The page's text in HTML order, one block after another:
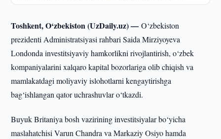
Toshkent, O‘zbekiston (UzDaily.uz) —O‘zbekiston
prezidenti Administratsiyasi rahbari Saida Mirziyoyeva
Londonda investitsiyaviy hamkorlikni rivojlantirish, o‘zbek
kompaniyalarini xalqaro kapital bozorlariga olib chiqish va
mamlakatdagi moliyaviy islohotlarni kengaytirishga
bag‘ishlangan qator uchrashuvlar o‘tkazdi.
Buyuk Britaniya bosh vazirining investitsiyalar bo‘yicha
maslahatchisi Varun Chandra va Markaziy Osiyo hamda